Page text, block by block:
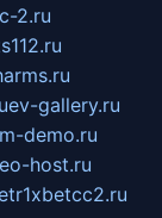
2.ru
ev-gallery.ru
demo.ru
host.ru